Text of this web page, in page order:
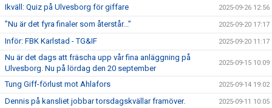
Ikväll: Quiz på Ulvesborg för giffare 2025-09-26 12:56
”Nu är det fyra finaler som återstår...” 2025-09-20 17:17
Inför: FBK Karlstad - TG&IF 2025-09-20 11:17
Nu är det dags att fräscha upp vår fina anläggning på
Ulvesborg. Nu på lördag den 20 september
2025-09-15 10:09
Tung Giff-förlust mot Ahlafors 2025-09-14 19:02
Dennis på kansliet jobbar torsdagskvällar framöver. 2025-09-11 10:05